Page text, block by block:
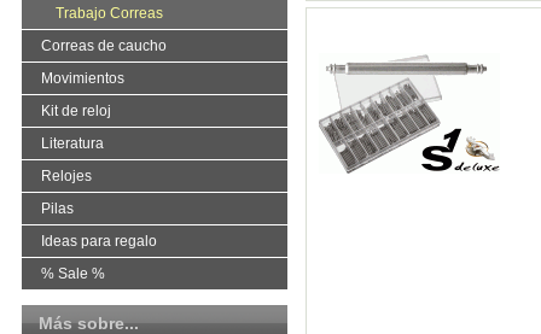
Trabajo Correas
Correas de caucho
Movimientos
Kit de reloj
Literatura
Relojes
Pilas
Ideas para regalo
% Sale %
Más sobre...